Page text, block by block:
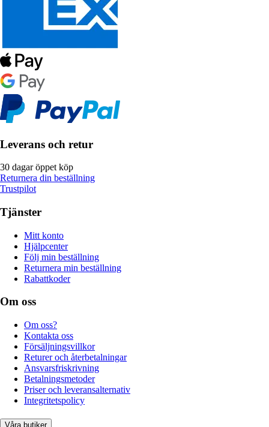
Leverans och retur
30 dagar öppet köp
Returnera din beställning
Trustpilot
Tjänster
Mitt konto
Hjälpcenter
Följ min beställning
Returnera min beställning
Rabattkoder
Om oss
Om oss?
Kontakta oss
Försäljningsvillkor
Returer och återbetalningar
Ansvarsfriskrivning
Betalningsmetoder
Priser och leveransalternativ
Integritetspolicy
Våra butiker